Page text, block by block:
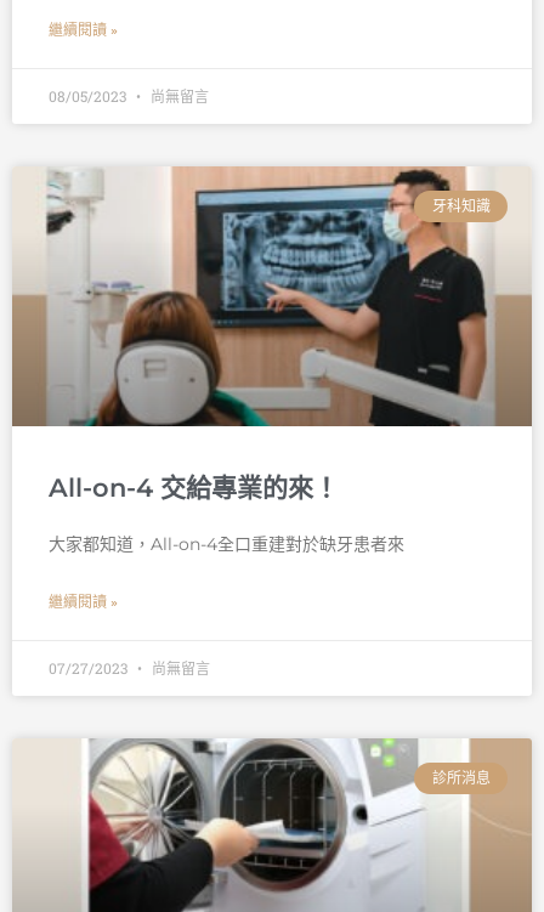
繼續閱讀 »
08/05/2023 尚無留言
牙科知識
All-on-4 交給專業的來！
大家都知道，All-on-4全口重建對於缺牙患者來
繼續閱讀 »
07/27/2023 尚無留言
診所消息